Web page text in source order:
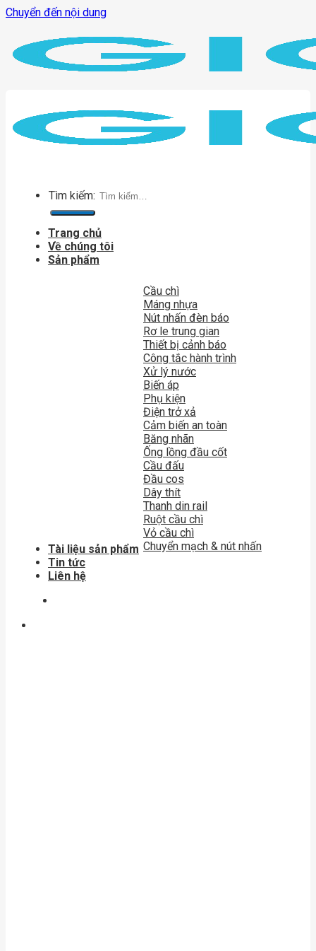
Chuyển đến nội dung
Tìm kiếm:
Trang chủ
Về chúng tôi
Sản phẩm
Cầu chì
Máng nhựa
Nút nhấn đèn báo
Rơ le trung gian
Thiết bị cảnh báo
Công tắc hành trình
Xử lý nước
Biến áp
Phụ kiện
Điện trở xả
Cảm biến an toàn
Băng nhãn
Ống lồng đầu cốt
Cầu đấu
Đầu cos
Dây thít
Thanh din rail
Ruột cầu chì
Vỏ cầu chì
Chuyển mạch & nút nhấn
Tài liệu sản phẩm
Tin tức
Liên hệ